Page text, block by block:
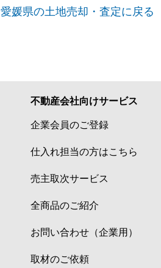
愛媛県の土地売却・査定に戻る
不動産会社向けサービス
企業会員のご登録
仕入れ担当の方はこちら
売主取次サービス
全商品のご紹介
お問い合わせ（企業用）
取材のご依頼